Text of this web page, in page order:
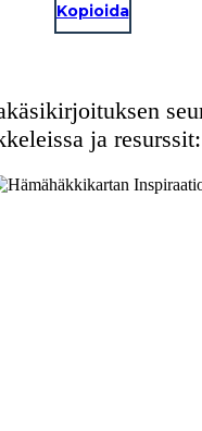
Kopioida
ja resurssit: